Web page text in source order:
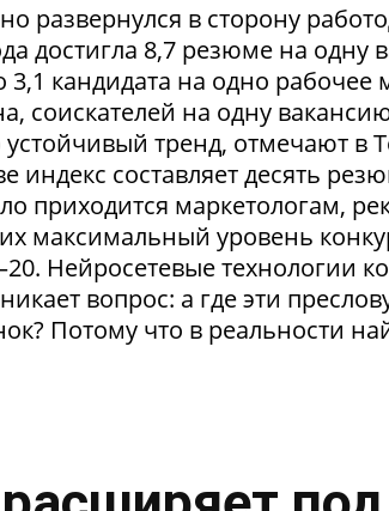
развернулся в сторону
достигла 8,7 резюме на одну
кандидата на одно рабочее
соискателей на одну
тренд, отмечают в
составляет десять
приходится маркетологам,
максимальный уровень
Нейросетевые технологии
вопрос: а где эти
Потому что в реальности